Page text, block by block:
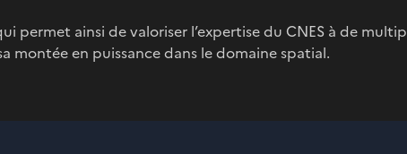
permet ainsi de valoriser l’expertise du CNES à de
montée en puissance dans le domaine spatial.